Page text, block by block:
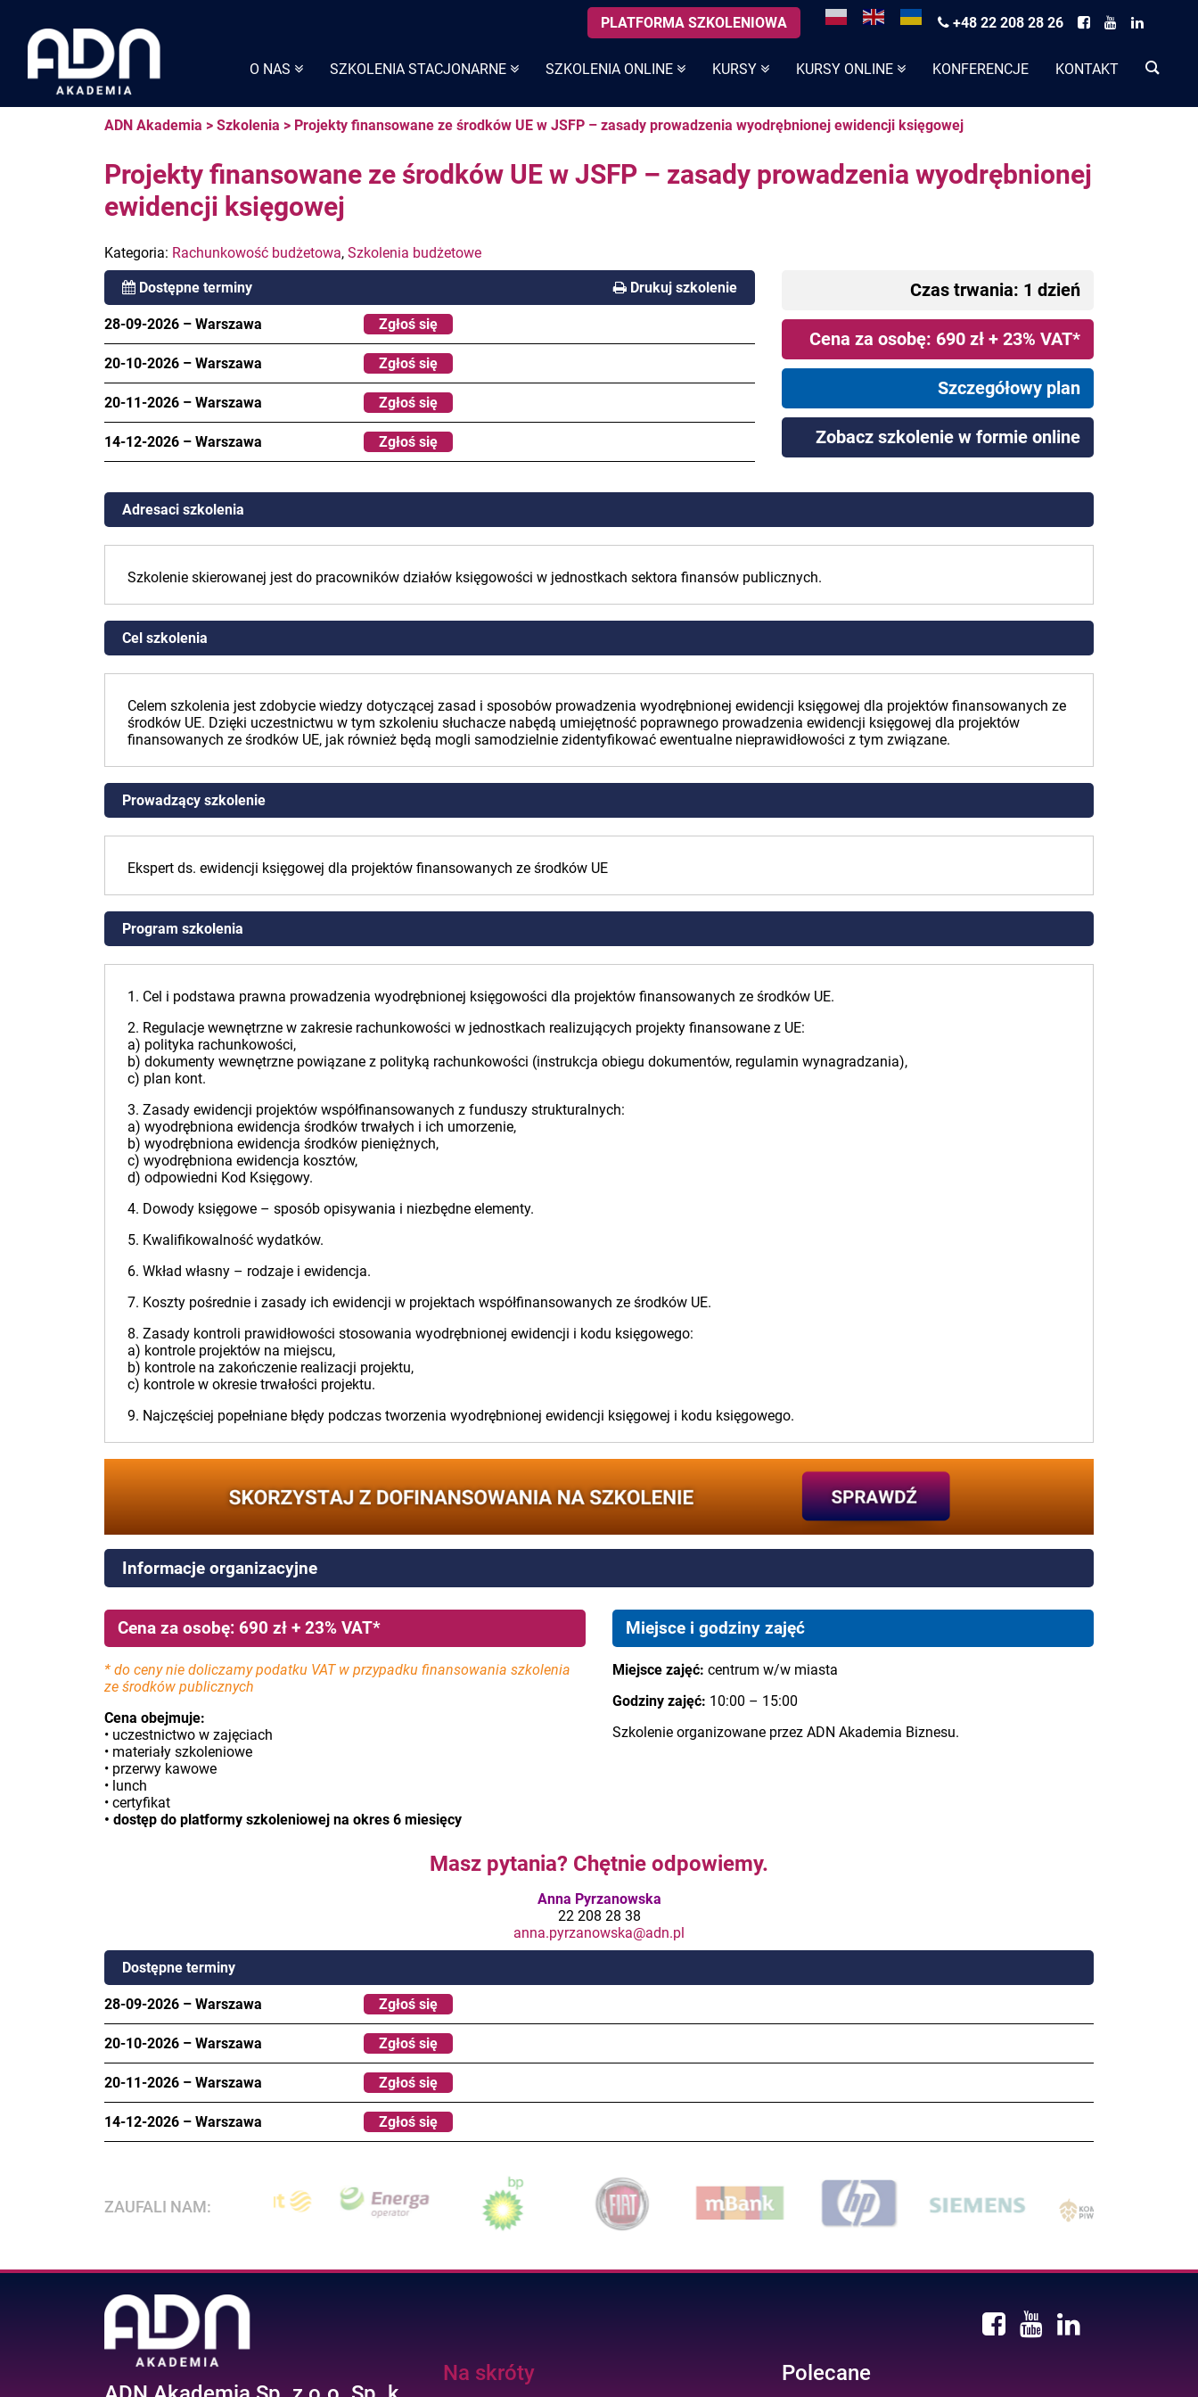
O NAS SZKOLENIA STACJONARNE SZKOLENIA ONLINE KURSY KURSY ONLINE KONFERENCJE KONTAKT
content
PLATFORMA SZKOLENIOWA +48 22 208 28 26
ADN Akademia > Szkolenia > Projekty finansowane ze środków UE w JSFP – zasady prowadzenia wyodrębnionej ewidencji księgowej
Projekty finansowane ze środków UE w JSFP – zasady prowadzenia wyodrębnionej
ewidencji księgowej
Kategoria: Rachunkowość budżetowa, Szkolenia budżetowe
Dostępne terminy Drukuj szkolenie
28-09-2026 – Warszawa Zgłoś się
20-10-2026 – Warszawa Zgłoś się
20-11-2026 – Warszawa Zgłoś się
14-12-2026 – Warszawa Zgłoś się
Czas trwania: 1 dzień
Cena za osobę: 690 zł + 23% VAT*
Szczegółowy plan
Zobacz szkolenie w formie online
Adresaci szkolenia
Szkolenie skierowanej jest do pracowników działów księgowości w jednostkach sektora finansów publicznych.
Cel szkolenia
Celem szkolenia jest zdobycie wiedzy dotyczącej zasad i sposobów prowadzenia wyodrębnionej ewidencji księgowej dla projektów finansowanych ze
środków UE. Dzięki uczestnictwu w tym szkoleniu słuchacze nabędą umiejętność poprawnego prowadzenia ewidencji księgowej dla projektów
finansowanych ze środków UE, jak również będą mogli samodzielnie zidentyfikować ewentualne nieprawidłowości z tym związane.
Prowadzący szkolenie
Ekspert ds. ewidencji księgowej dla projektów finansowanych ze środków UE
Program szkolenia
1. Cel i podstawa prawna prowadzenia wyodrębnionej księgowości dla projektów finansowanych ze środków UE.
2. Regulacje wewnętrzne w zakresie rachunkowości w jednostkach realizujących projekty finansowane z UE:
a) polityka rachunkowości,
b) dokumenty wewnętrzne powiązane z polityką rachunkowości (instrukcja obiegu dokumentów, regulamin wynagradzania),
c) plan kont.
3. Zasady ewidencji projektów współfinansowanych z funduszy strukturalnych:
a) wyodrębniona ewidencja środków trwałych i ich umorzenie,
b) wyodrębniona ewidencja środków pieniężnych,
c) wyodrębniona ewidencja kosztów,
d) odpowiedni Kod Księgowy.
4. Dowody księgowe – sposób opisywania i niezbędne elementy.
5. Kwalifikowalność wydatków.
6. Wkład własny – rodzaje i ewidencja.
7. Koszty pośrednie i zasady ich ewidencji w projektach współfinansowanych ze środków UE.
8. Zasady kontroli prawidłowości stosowania wyodrębnionej ewidencji i kodu księgowego:
a) kontrole projektów na miejscu,
b) kontrole na zakończenie realizacji projektu,
c) kontrole w okresie trwałości projektu.
9. Najczęściej popełniane błędy podczas tworzenia wyodrębnionej ewidencji księgowej i kodu księgowego.
Informacje organizacyjne
Cena za osobę: 690 zł + 23% VAT*
* do ceny nie doliczamy podatku VAT w przypadku finansowania szkolenia
ze środków publicznych
Cena obejmuje:
• uczestnictwo w zajęciach
• materiały szkoleniowe
• przerwy kawowe
• lunch
• certyfikat
• dostęp do platformy szkoleniowej na okres 6 miesięcy
Miejsce i godziny zajęć
Miejsce zajęć: centrum w/w miasta
Godziny zajęć: 10:00 – 15:00
Szkolenie organizowane przez ADN Akademia Biznesu.
Masz pytania? Chętnie odpowiemy.
Anna Pyrzanowska
22 208 28 38
anna.pyrzanowska@adn.pl
Dostępne terminy
28-09-2026 – Warszawa Zgłoś się
20-10-2026 – Warszawa Zgłoś się
20-11-2026 – Warszawa Zgłoś się
14-12-2026 – Warszawa Zgłoś się
ZAUFALI NAM:
Na skróty Polecane